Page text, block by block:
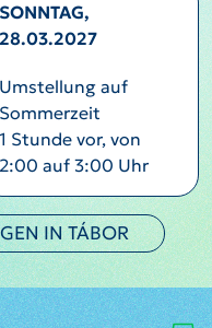
SONNTAG,
28.03.2027
Umstellung auf
Sommerzeit
1 Stunde vor, von
2:00 auf 3:00 Uhr
IN TÁBOR